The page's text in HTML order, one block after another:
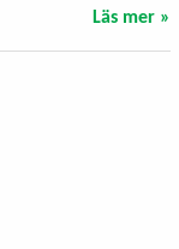
Läs mer »